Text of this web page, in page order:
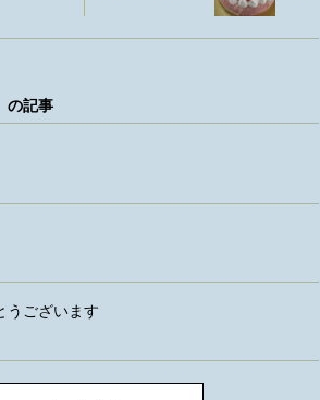
の記事
うございます